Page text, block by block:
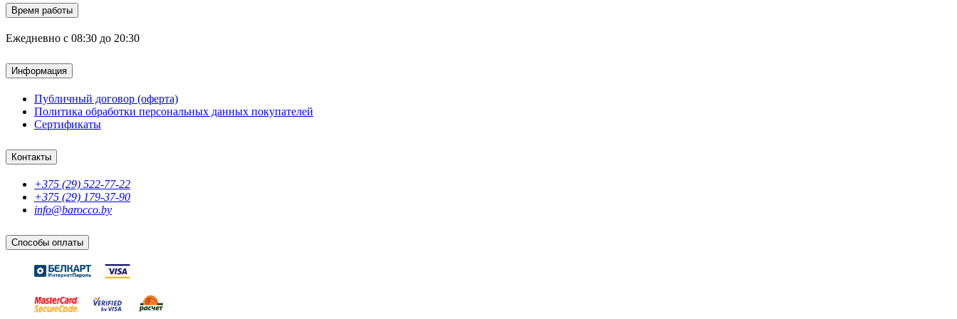
Время работы
Ежедневно с 08:30 до 20:30
Информация
Публичный договор (оферта)
Политика обработки персональных данных покупателей
Сертификаты
Контакты
+375 (29) 522-77-22
+375 (29) 179-37-90
info@barocco.by
Способы оплаты